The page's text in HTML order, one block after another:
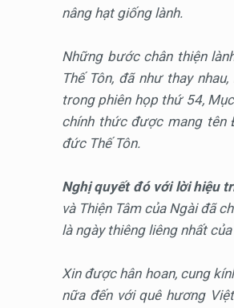
nâng hạt giống lành.
Những bước chân thiện
Thế Tôn, đã như thay
trong phiên họp thứ 54,
chính thức được mang tên
đức Thế Tôn.
Nghị quyết đó với lời hiệu
và Thiện Tâm của Ngài đã
là ngày thiêng liêng nhất
Xin được hân hoan, cung
nữa đến với quê hương